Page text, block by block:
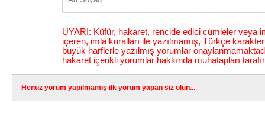
UYARI: Küfür, hakaret, rencide edici cümleler veya
içeren, imla kuralları ile yazılmamış, Türkçe
büyük harflerle yazılmış yorumlar
hakaret içerikli yorumlar hakkında muhatapları
Henüz yorum yapılmamış ilk yorum yapan siz olun...